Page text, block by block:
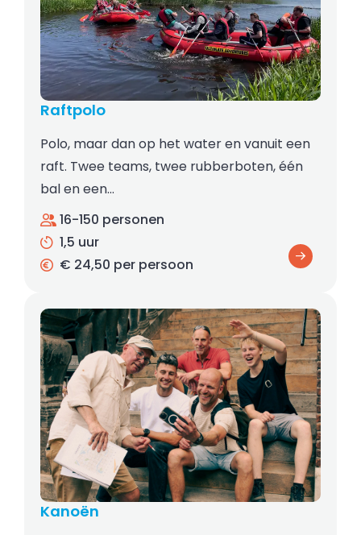
Raftpolo
Polo, maar dan op het water en vanuit een
raft. Twee teams, twee rubberboten, één
bal en een…
16-150 personen
1,5 uur
€ 24,50 per persoon
Kanoën